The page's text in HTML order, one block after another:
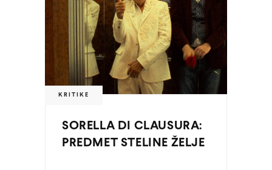
KRITIKE
SORELLA DI CLAUSURA:
PREDMET STELINE ŽELJE